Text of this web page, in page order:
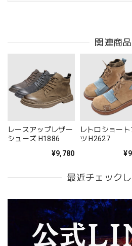
関連商品
レースアップレザー
シューズ H1886
¥9,780
レトロショート
ツ H2627
最近チェック